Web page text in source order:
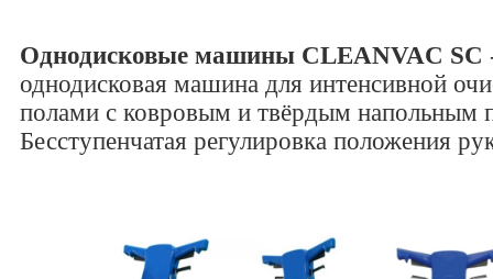
Однодисковые машины CLEANVAC SC
однодисковая машина для интенсивной
полами с ковровым и твёрдым напольным
Бесступенчатая регулировка положения